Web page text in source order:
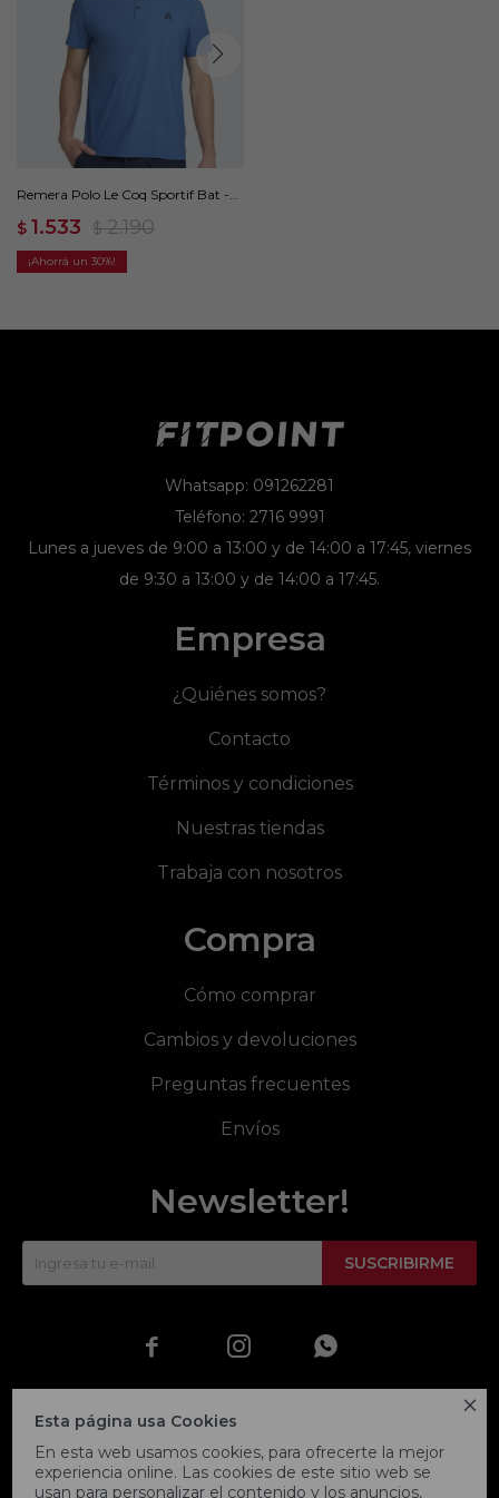

Esta página usa Cookies
En esta web usamos cookies, para ofrecerte la mejor
experiencia online. Las cookies de este sitio web se
usan para personalizar el contenido y los anuncios,
Remera Polo Le Coq Sportif Bat -
$ 1.533 $ 2.190
30
Whatsapp: 091262281
Teléfono: 2716 9991
Lunes a jueves de 9:00 a 13:00 y de 14:00 a 17:45, viernes
de 9:30 a 13:00 y de 14:00 a 17:45.
Empresa
¿Quiénes somos?
Contacto
Términos y condiciones
Nuestras tiendas
Trabaja con nosotros
Compra
Cómo comprar
Cambios y devoluciones
Preguntas frecuentes
Envíos
Newsletter!
SUSCRIBIRME
  